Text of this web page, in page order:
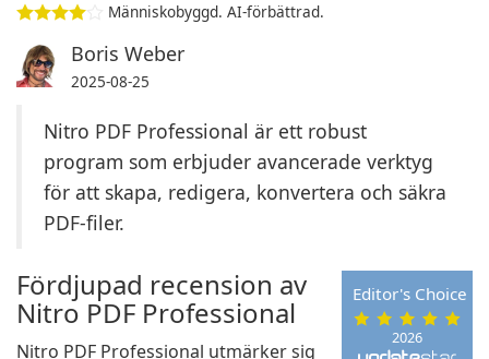
Människobyggd. AI-förbättrad.
Boris Weber
2025-08-25
Nitro PDF Professional är ett robust
program som erbjuder avancerade verktyg
för att skapa, redigera, konvertera och säkra
PDF-filer.
2026
Editor's Choice
Fördjupad recension av
Nitro PDF Professional
Nitro PDF Professional utmärker sig